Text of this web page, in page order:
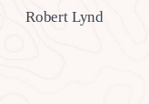
Robert Lynd